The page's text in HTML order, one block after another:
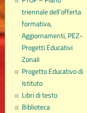
triennale dell’offerta
formativa,
Aggiornamenti, PEZ-
Progetti Educativi
Zonali
Progetto Educativo di
Istituto
Libri di testo
Biblioteca